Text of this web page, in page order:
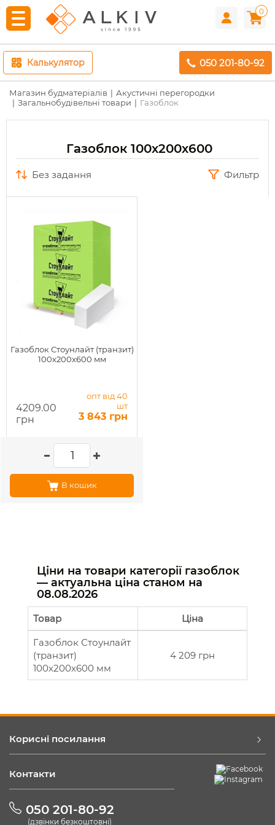
0
Калькулятор 050 201-80-92
Магазин будматеріалів
Акустичні перегородки
Загальнобудівельні товари
Газоблок
Газоблок 100х200х600
без задання Фильтр
Газоблок Стоунлайт (транзит)
100х200х600 мм
4209.00
грн
опт від 40
шт
3 843 грн
В кошик
Ціни на товари категорії газоблок
— актуальна ціна станом на
08.08.2026
Товар Ціна
Газоблок Стоунлайт
(транзит)
100х200х600 мм
4 209 грн
Корисні посилання
Контакти
050 201-80-92
(дзвінки безкоштовні)